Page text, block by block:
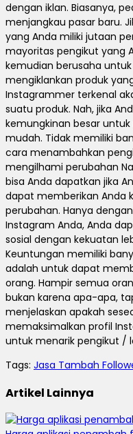
dengan iklan. Biasanya,
menjangkau pasar baru.
yang Anda miliki jutaan
mayoritas pengikut yang
kemudian berusaha
mengiklankan produk
Instagrammer terkenal
suatu produk. Nah, jika
kemungkinan besar
mudah. Tidak memiliki
cara menambahkan
mengilhami perubahan
bisa Anda dapatkan jika
dapat memberikan Anda
perubahan. Hanya
Instagram Anda, Anda
sosial dengan kekuatan
Keuntungan memiliki
adalah untuk dapat
orang. Hampir semua
bukan karena apa-apa,
menjelaskan apakah
memaksimalkan profil
untuk menarik pengikut /
Tags: Jasa Tambah
Artikel Lainnya